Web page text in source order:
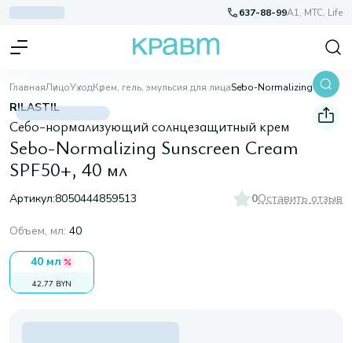
637-88-99A1, МТС, Life
ГлавнаяЛицоУходКрем, гель, эмульсия для лица Sebo-Normalizing Sunscreen Cream SPF50+, 40 мл
RILASTIL
Себо-нормализующий солнцезащитный крем
Sebo-Normalizing Sunscreen Cream
SPF50+, 40 мл
Артикул:8050444859513 0Оставить отзыв
Объем, мл: 40
40 мл
42,77 BYN